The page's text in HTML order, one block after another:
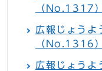
（No.1317）
広報じょう
（No.1316）
広報じょう